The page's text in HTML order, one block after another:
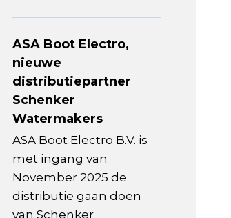
ASA Boot Electro,
nieuwe
distributiepartner
Schenker
Watermakers
ASA Boot Electro B.V. is
met ingang van
November 2025 de
distributie gaan doen
van Schenker